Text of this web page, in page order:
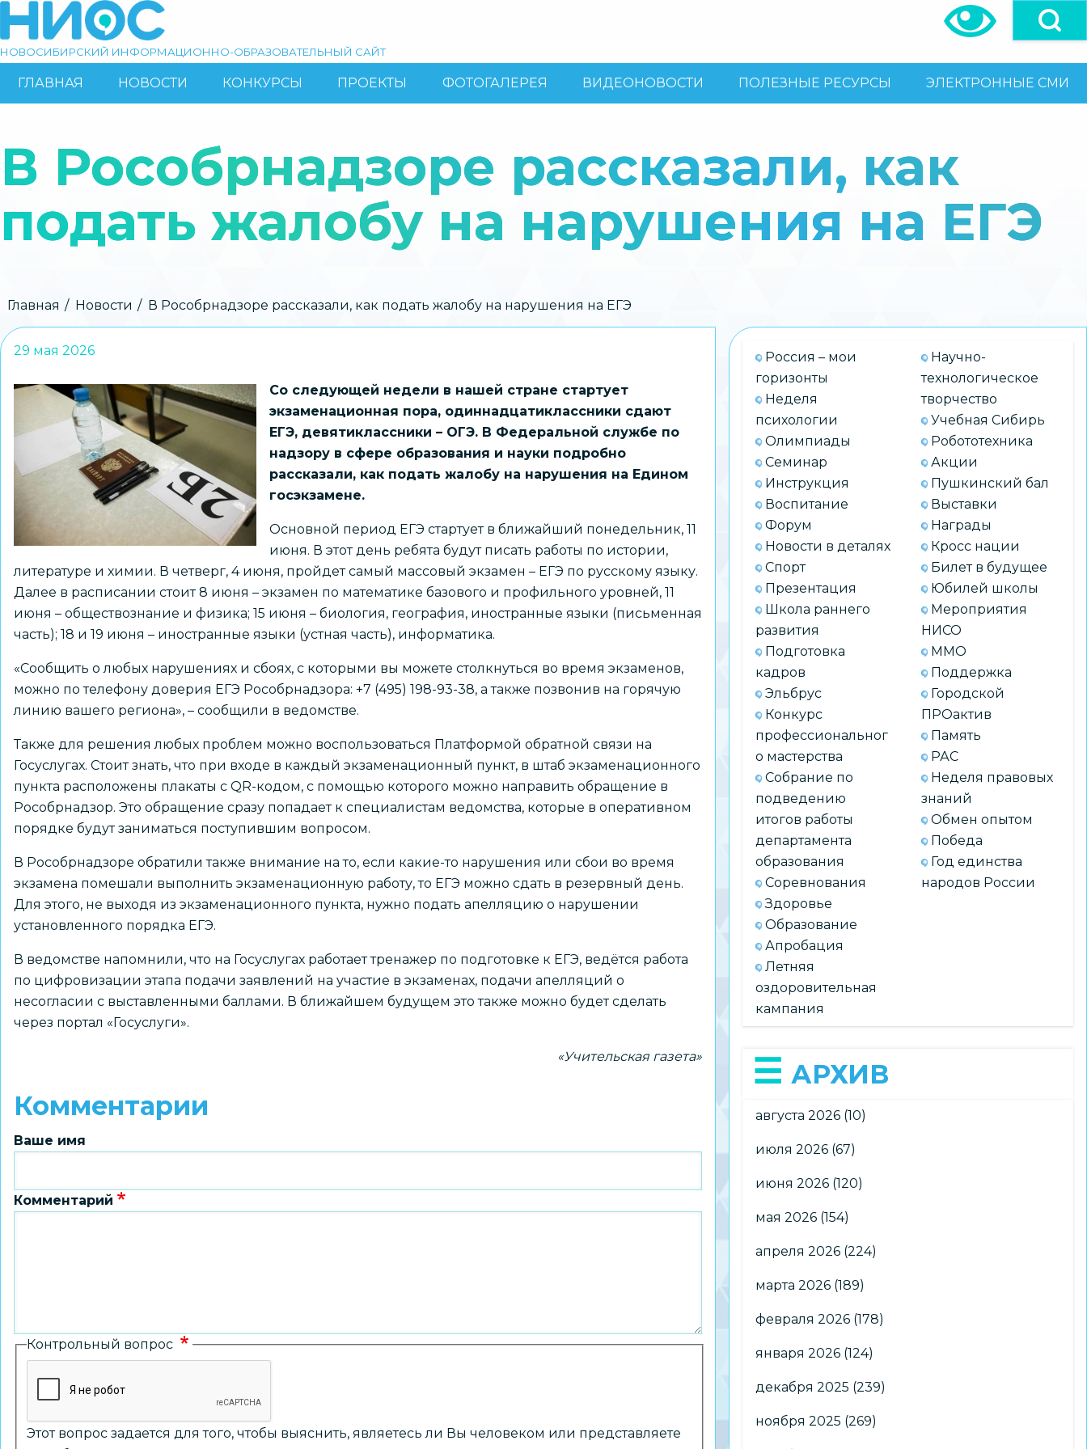
основному
Поиск
НОВОСИБИРСКИЙ ИНФОРМАЦИОННО-ОБРАЗОВАТЕЛЬНЫЙ САЙТ
ОСНОВНАЯ
ГЛАВНАЯ НОВОСТИ КОНКУРСЫ ПРОЕКТЫ ФОТОГАЛЕРЕЯ ВИДЕОНОВОСТИ ПОЛЕЗНЫЕ РЕСУРСЫ ЭЛЕКТРОННЫЕ СМИ
В Рособрнадзоре рассказали, как
подать жалобу на нарушения на ЕГЭ
Строка
навигации
Главная Новости В Рособрнадзоре рассказали, как подать жалобу на нарушения на ЕГЭ
29 мая 2026
Со следующей недели в нашей стране стартует
экзаменационная пора, одиннадцатиклассники сдают
ЕГЭ, девятиклассники – ОГЭ. В Федеральной службе по
надзору в сфере образования и науки подробно
рассказали, как подать жалобу на нарушения на Едином
госэкзамене.
Основной период ЕГЭ стартует в ближайший понедельник, 11
июня. В этот день ребята будут писать работы по истории,
литературе и химии. В четверг, 4 июня, пройдет самый массовый экзамен – ЕГЭ по русскому языку.
Далее в расписании стоит 8 июня – экзамен по математике базового и профильного уровней, 11
июня – обществознание и физика; 15 июня – биология, география, иностранные языки (письменная
часть); 18 и 19 июня – иностранные языки (устная часть), информатика.
«Сообщить о любых нарушениях и сбоях, с которыми вы можете столкнуться во время экзаменов,
можно по телефону доверия ЕГЭ Рособрнадзора: +7 (495) 198-93-38, а также позвонив на горячую
линию вашего региона», – сообщили в ведомстве.
Также для решения любых проблем можно воспользоваться Платформой обратной связи на
Госуслугах. Стоит знать, что при входе в каждый экзаменационный пункт, в штаб экзаменационного
пункта расположены плакаты с QR-кодом, с помощью которого можно направить обращение в
Рособрнадзор. Это обращение сразу попадает к специалистам ведомства, которые в оперативном
порядке будут заниматься поступившим вопросом.
В Рособрнадзоре обратили также внимание на то, если какие-то нарушения или сбои во время
экзамена помешали выполнить экзаменационную работу, то ЕГЭ можно сдать в резервный день.
Для этого, не выходя из экзаменационного пункта, нужно подать апелляцию о нарушении
установленного порядка ЕГЭ.
В ведомстве напомнили, что на Госуслугах работает тренажер по подготовке к ЕГЭ, ведётся работа
по цифровизации этапа подачи заявлений на участие в экзаменах, подачи апелляций о
несогласии с выставленными баллами. В ближайшем будущем это также можно будет сделать
через портал «Госуслуги».
«Учительская газета»
Комментарии
Ваше имя
Комментарий
Контрольный вопрос
Этот вопрос задается для того, чтобы выяснить, являетесь ли Вы человеком или представляете
Россия – мои
горизонты
Неделя
психологии
Олимпиады
Семинар
Инструкция
Воспитание
Форум
Новости в деталях
Спорт
Презентация
Школа раннего
развития
Подготовка
кадров
Эльбрус
Конкурс
профессиональног
о мастерства
Собрание по
подведению
итогов работы
департамента
образования
Соревнования
Здоровье
Образование
Апробация
Летняя
оздоровительная
кампания
Научно-
технологическое
творчество
Учебная Сибирь
Робототехника
Акции
Пушкинский бал
Выставки
Награды
Кросс нации
Билет в будущее
Юбилей школы
Мероприятия
НИСО
ММО
Поддержка
Городской
ПРОактив
Память
РАС
Неделя правовых
знаний
Обмен опытом
Победа
Год единства
народов России
АРХИВ
августа 2026 (10)
июля 2026 (67)
июня 2026 (120)
мая 2026 (154)
апреля 2026 (224)
марта 2026 (189)
февраля 2026 (178)
января 2026 (124)
декабря 2025 (239)
ноября 2025 (269)